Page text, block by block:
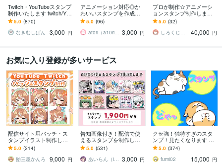
Twitch・YouTubeスタンプ
制作いたします twitch/You
Tube/tiktok配信用スタンプ
制作
5.0 (870)
なきむしぱん
3,000 円
アニメーション対応◎か
わいいスタンプを作成し
ます 企業実績多数有！Yo
uTube・Twitch・TikTok☆
5.0 (96)
atori（a10ri_p） 3,000 円
プロが制作☆アニメーシ
ョンスタンプ制作します L
INE、YouTube、Twitch用
アニメスタンプ制作☆
5.0 (32)
しろくじらプラスし
40,000 円
お気に入り登録が多いサービス
配信サイト用バッチ・ス
タンプイラスト制作しま
す 企業実績あり！メンバ
ーシップやサブスク特典
に最適！
5.0 (214)
飴三屋かんろ
9,000 円
告知画像付き！配信で使
えるスタンプを制作しま
す アニメーションスタン
プも対応はじめました！
5.0 (531)
あいらん（iran_stn） 3,000 円
クセ強！独特すぎのスタ
ンプ！見たくなります 大
手企業様お墨付きクオリ
ティ！キャラ映え間違い
ナシ！
5.0 (374)
fumi02
15,000 円